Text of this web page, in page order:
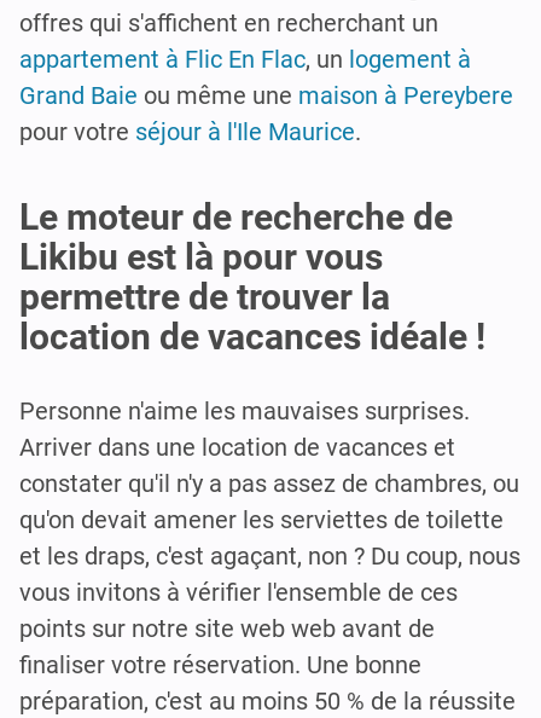
offres qui s'affichent en recherchant un
appartement à Flic En Flac, un logement à
Grand Baie ou même une maison à Pereybere
pour votre séjour à l'Ile Maurice.
Le moteur de recherche de
Likibu est là pour vous
permettre de trouver la
location de vacances idéale !
Personne n'aime les mauvaises surprises.
Arriver dans une location de vacances et
constater qu'il n'y a pas assez de chambres, ou
qu'on devait amener les serviettes de toilette
et les draps, c'est agaçant, non ? Du coup, nous
vous invitons à vérifier l'ensemble de ces
points sur notre site web web avant de
finaliser votre réservation. Une bonne
préparation, c'est au moins 50 % de la réussite